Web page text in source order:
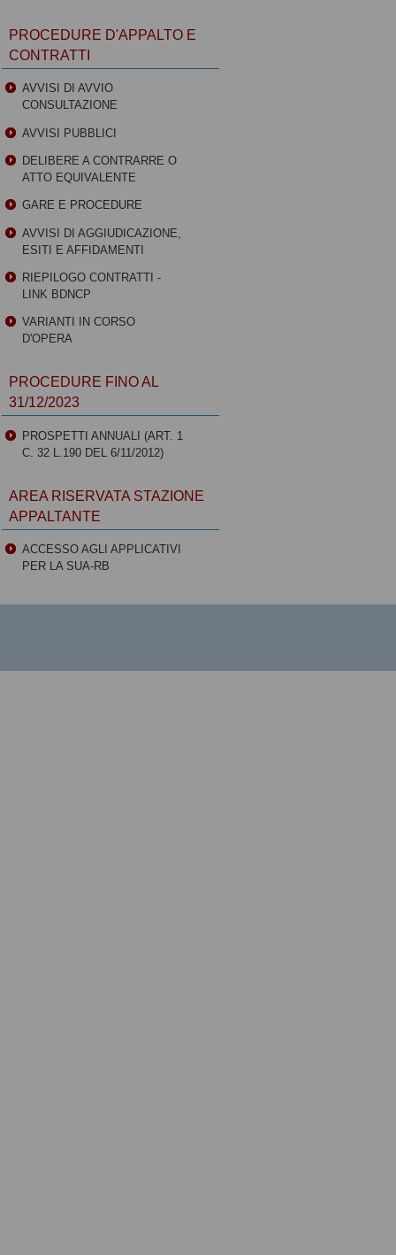
PROCEDURE D'APPALTO E
CONTRATTI
AVVISI DI AVVIO
CONSULTAZIONE
AVVISI PUBBLICI
DELIBERE A CONTRARRE O
ATTO EQUIVALENTE
GARE E PROCEDURE
AVVISI DI AGGIUDICAZIONE,
ESITI E AFFIDAMENTI
RIEPILOGO CONTRATTI -
LINK BDNCP
VARIANTI IN CORSO
D'OPERA
PROCEDURE FINO AL
31/12/2023
PROSPETTI ANNUALI (ART. 1
C. 32 L.190 DEL 6/11/2012)
AREA RISERVATA STAZIONE
APPALTANTE
ACCESSO AGLI APPLICATIVI
PER LA SUA-RB